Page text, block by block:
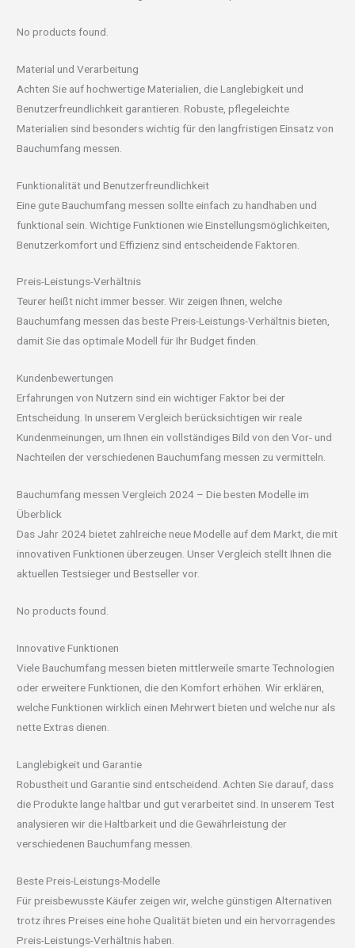
No products found.
Material und Verarbeitung
Achten Sie auf hochwertige Materialien, die Langlebigkeit und
Benutzerfreundlichkeit garantieren. Robuste, pflegeleichte
Materialien sind besonders wichtig für den langfristigen Einsatz von
Bauchumfang messen.
Funktionalität und Benutzerfreundlichkeit
Eine gute Bauchumfang messen sollte einfach zu handhaben und
funktional sein. Wichtige Funktionen wie Einstellungsmöglichkeiten,
Benutzerkomfort und Effizienz sind entscheidende Faktoren.
Preis-Leistungs-Verhältnis
Teurer heißt nicht immer besser. Wir zeigen Ihnen, welche
Bauchumfang messen das beste Preis-Leistungs-Verhältnis bieten,
damit Sie das optimale Modell für Ihr Budget finden.
Kundenbewertungen
Erfahrungen von Nutzern sind ein wichtiger Faktor bei der
Entscheidung. In unserem Vergleich berücksichtigen wir reale
Kundenmeinungen, um Ihnen ein vollständiges Bild von den Vor- und
Nachteilen der verschiedenen Bauchumfang messen zu vermitteln.
Bauchumfang messen Vergleich 2024 – Die besten Modelle im
Überblick
Das Jahr 2024 bietet zahlreiche neue Modelle auf dem Markt, die mit
innovativen Funktionen überzeugen. Unser Vergleich stellt Ihnen die
aktuellen Testsieger und Bestseller vor.
No products found.
Innovative Funktionen
Viele Bauchumfang messen bieten mittlerweile smarte Technologien
oder erweitere Funktionen, die den Komfort erhöhen. Wir erklären,
welche Funktionen wirklich einen Mehrwert bieten und welche nur als
nette Extras dienen.
Langlebigkeit und Garantie
Robustheit und Garantie sind entscheidend. Achten Sie darauf, dass
die Produkte lange haltbar und gut verarbeitet sind. In unserem Test
analysieren wir die Haltbarkeit und die Gewährleistung der
verschiedenen Bauchumfang messen.
Beste Preis-Leistungs-Modelle
Für preisbewusste Käufer zeigen wir, welche günstigen Alternativen
trotz ihres Preises eine hohe Qualität bieten und ein hervorragendes
Preis-Leistungs-Verhältnis haben.